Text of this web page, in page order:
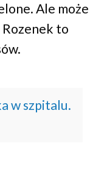
Ale może
Rozenek to
w szpitalu.